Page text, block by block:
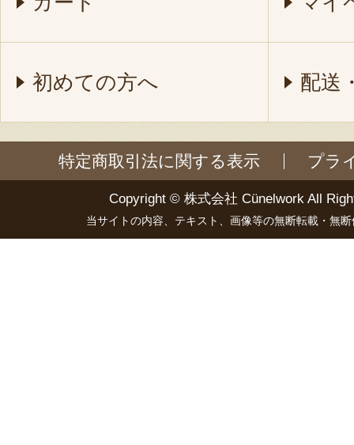
初めての方へ 配送
特定商取引法に関する表示 プラ
Copyright © 株式会社 Cünelwork All
当サイトの内容、テキスト、画像等の無断転載・無